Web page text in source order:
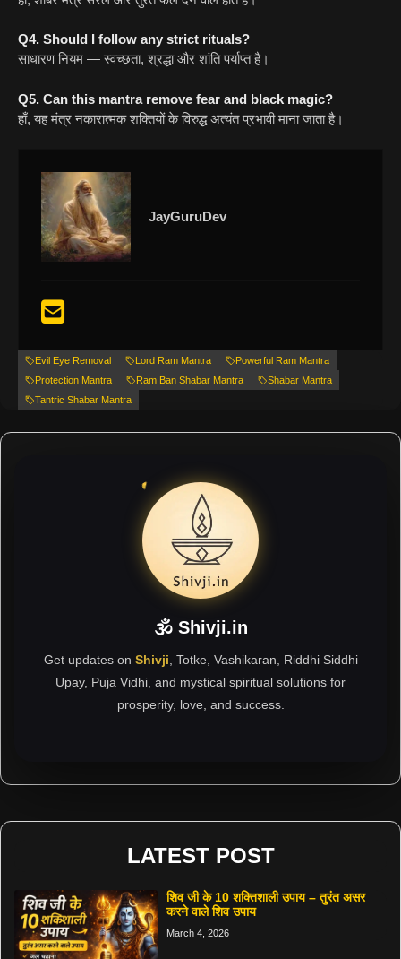
Q4. Should I follow any strict rituals?
साधारण नियम — स्वच्छता, श्रद्धा और शांति पर्याप्त है।
Q5. Can this mantra remove fear and black magic?
हाँ, यह मंत्र नकारात्मक शक्तियों के विरुद्ध अत्यंत प्रभावी माना जाता है।
JayGuruDev
Evil Eye Removal Lord Ram Mantra
Powerful Ram Mantra
Protection Mantra
Ram Ban Shabar Mantra
Shabar Mantra
Tantric Shabar Mantra
🕉 Shivji.in
Get updates on Shivji, Totke, Vashikaran, Riddhi Siddhi
Upay, Puja Vidhi, and mystical spiritual solutions for
prosperity, love, and success.
LATEST POST
शिव जी के 10 शक्तिशाली उपाय – तुरंत असर
करने वाले शिव उपाय
March 4, 2026